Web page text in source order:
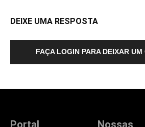
DEIXE UMA RESPOSTA
FAÇA LOGIN PARA DEIXAR
Portal
Nossas